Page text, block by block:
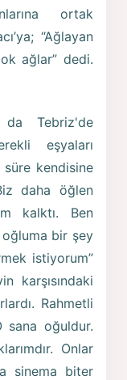
ortak
“Ağlayan
ağlar” dedi.
Tebriz'de
eşyaları
kendisine
daha öğlen
kalktı. Ben
bir şey
istiyorum”
karşısındaki
Rahmetli
sana oğuldur.
Onlar
sinema biter